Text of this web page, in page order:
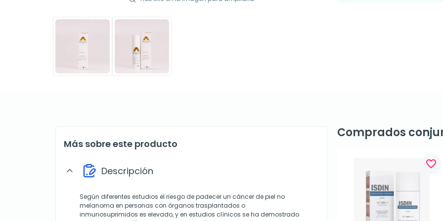
Más sobre este producto
expand_more Descripción
Según diferentes estudios el riesgo de padecer un cáncer de piel no
melanoma en personas con órganos trasplantados o
inmunosuprimidos es elevado, y en estudios clínicos se ha demostrado
Comprados
favorite_border